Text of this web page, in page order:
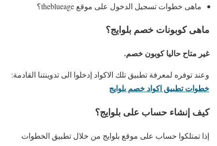
ماهى خطوات تسجيل الدخول على موقع theblueage؟
ماهى كوبونات خصم بلوايج؟
غير متاح حاليا كوبون خصم.
وعند توفره لمعرفة تطبيق تلك الاكواد إدخلوا الى تدوينتنا القادمة:
خطوات تطبيق اكواد خصم بلوايج
كيف إنشاء حساب على بلوايج؟
إذا تمتلكوا حساب على موقع بلوايج من خلال تطبيق الخطوات